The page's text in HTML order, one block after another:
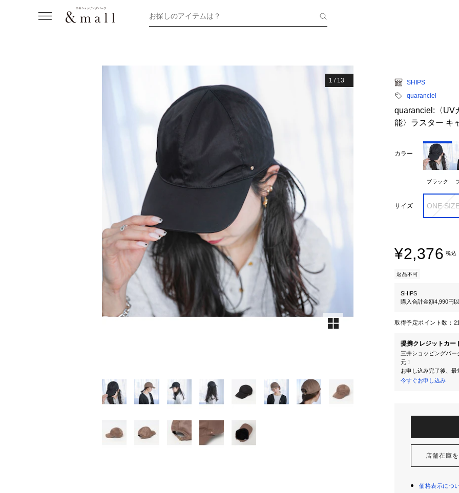
お探しのアイテムは？
1 / 13
SHIPS
quaranciel
quaranciel:〈UV
能〉ラスター キ
カラー
ブラック
サイズ ONE
¥2,376 税込
返品不可
SHIPS
購入合計金額4,990円
取得予定ポイント数：
提携クレジットカー
三井ショッピングパ
元！
お申し込み完了後、最
今すぐお申し込み
店舗在庫
価格表示につ